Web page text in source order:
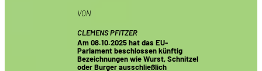
VON
CLEMENS PFITZER
Am 08.10.2025 hat das EU-
Parlament beschlossen künftig
Bezeichnungen wie Wurst, Schnitzel
oder Burger ausschließlich